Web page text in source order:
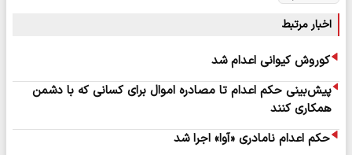
اخبار مرتبط
کوروش کیوانی اعدام شد
پیش‌بینی حکم اعدام تا مصادره اموال برای کسانی که با دشمن
همکاری کنند
حکم اعدام نامادری «آوا» اجرا شد